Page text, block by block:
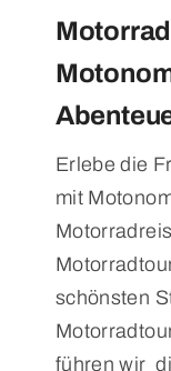
Erlebe die
mit
schönsten
führen wir